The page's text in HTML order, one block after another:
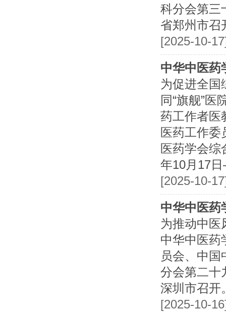
科分会第三
省郑州市召
[2025-10-
中华中医药
为促进全国
同“旗舰”医
药工作者医
医药工作委
医药学会综
年10月17
[2025-10-
中华中医药
为推动中医
中华中医药
员会、中国
分会第二十
深圳市召开
[2025-10-